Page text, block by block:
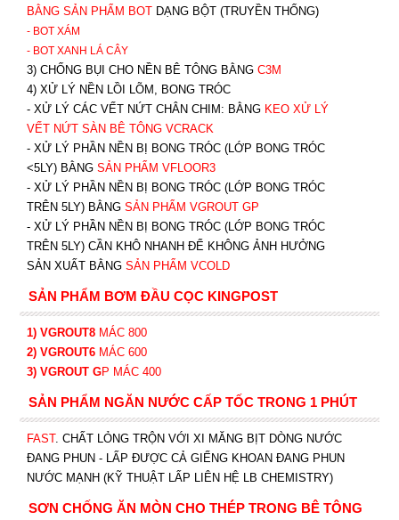
BẰNG SẢN PHẨM BOTDẠNG BỘT (TRUYỀN THỐNG)
- BOT XÁM
- BOT XANH LÁ CÂY
3) CHỐNG BỤI CHO NỀN BÊ TÔNG BẰNG C3M
4) XỬ LÝ NỀN LỒI LÕM, BONG TRÓC
- XỬ LÝ CÁC VẾT NỨT CHÂN CHIM: BẰNG KEO XỬ LÝ
VẾT NỨT SÀN BÊ TÔNG VCRACK
- XỬ LÝ PHẦN NỀN BỊ BONG TRÓC (LỚP BONG TRÓC
<5LY) BẰNG SẢN PHẨM VFLOOR3
- XỬ LÝ PHẦN NỀN BỊ BONG TRÓC (LỚP BONG TRÓC
TRÊN 5LY) BẰNG SẢN PHẨM VGROUT GP
- XỬ LÝ PHẦN NỀN BỊ BONG TRÓC (LỚP BONG TRÓC
TRÊN 5LY) CẦN KHÔ NHANH ĐỂ KHÔNG ẢNH HƯỞNG
SẢN XUẤT BẰNG SẢN PHẨM VCOLD
SẢN PHẨM BƠM ĐẦU CỌC KINGPOST
1) VGROUT8 MÁC 800
2) VGROUT6MÁC 600
3) VGROUT GP MÁC 400
SẢN PHẨM NGĂN NƯỚC CẤP TỐC TRONG 1 PHÚT
FAST. CHẤT LỎNG TRỘN VỚI XI MĂNG BỊT DÒNG NƯỚC
ĐANG PHUN - LẤP ĐƯỢC CẢ GIẾNG KHOAN ĐANG PHUN
NƯỚC MẠNH (KỸ THUẬT LẤP LIÊN HỆ LB CHEMISTRY)
SƠN CHỐNG ĂN MÒN CHO THÉP TRONG BÊ TÔNG